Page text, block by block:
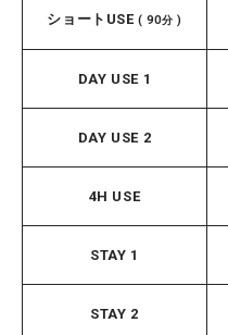
ショートUSE( 90分 )
DAY USE 1
DAY USE 2
4H USE
STAY 1
STAY 2